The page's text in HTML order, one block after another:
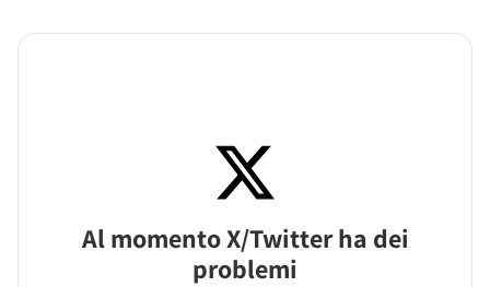
Al momento X/Twitter ha dei
problemi